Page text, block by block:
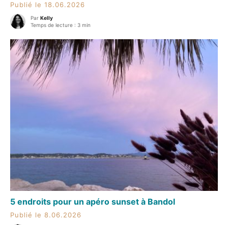
Publié le 18.06.2026
Par Kelly
Temps de lecture : 3 min
5 endroits pour un apéro sunset à Bandol
Publié le 8.06.2026